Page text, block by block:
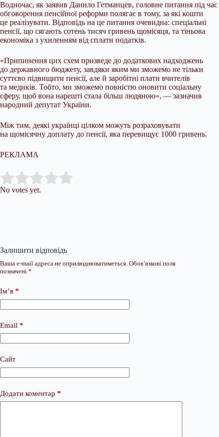
Водночас, як заявив Данило Гетманцев, головне питання під час
обговорення пенсійної реформи полягає в тому, за які кошти
це реалізувати. Відповідь на це питання очевидна: спеціальні
пенсії, що сягають сотень тисяч гривень щомісяця, та тіньова
економіка з ухиленням від сплати податків.
«Припинення цих схем призведе до додаткових надходжень
до державного бюджету, завдяки яким ми зможемо не тільки
суттєво підвищити пенсії, але й заробітні плати вчителів
та медиків. Тобто, ми зможемо повністю оновити соціальну
сферу, щоб вона нарешті стала більш людяною», — зазначив
народний депутат України.
Між тим, деякі українці цілком можуть розраховувати
на щомісячну доплату до пенсії, яка перевищує 1000 гривень.
РЕКЛАМА
Rate this item:
No votes yet.
Залишити відповідь
Ваша e-mail адреса не оприлюднюватиметься. Обов’язкові поля
позначені *
Ім’я *
Email *
Сайт
Додати коментар *